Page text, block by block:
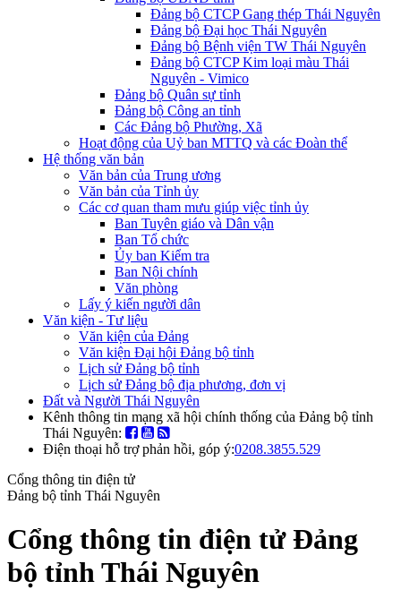
Đảng bộ CTCP Gang thép Thái Nguyên
Đảng bộ Đại học Thái Nguyên
Đảng bộ Bệnh viện TW Thái Nguyên
Đảng bộ CTCP Kim loại màu Thái
Nguyên - Vimico
Đảng bộ Quân sự tỉnh
Đảng bộ Công an tỉnh
Các Đảng bộ Phường, Xã
Hoạt động của Uỷ ban MTTQ và các Đoàn thể
Hệ thống văn bản
Văn bản của Trung ương
Văn bản của Tỉnh ủy
Các cơ quan tham mưu giúp việc tỉnh ủy
Ban Tuyên giáo và Dân vận
Ban Tổ chức
Ủy ban Kiểm tra
Ban Nội chính
Văn phòng
Lấy ý kiến người dân
Văn kiện - Tư liệu
Văn kiện của Đảng
Văn kiện Đại hội Đảng bộ tỉnh
Lịch sử Đảng bộ tỉnh
Lịch sử Đảng bộ địa phương, đơn vị
Đất và Người Thái Nguyên
Kênh thông tin mạng xã hội chính thống của Đảng bộ tỉnh
Thái Nguyên:
Điện thoại hỗ trợ phản hồi, góp ý:0208.3855.529
Cổng thông tin điện tử
Đảng bộ tỉnh Thái Nguyên
Cổng thông tin điện tử Đảng
bộ tỉnh Thái Nguyên